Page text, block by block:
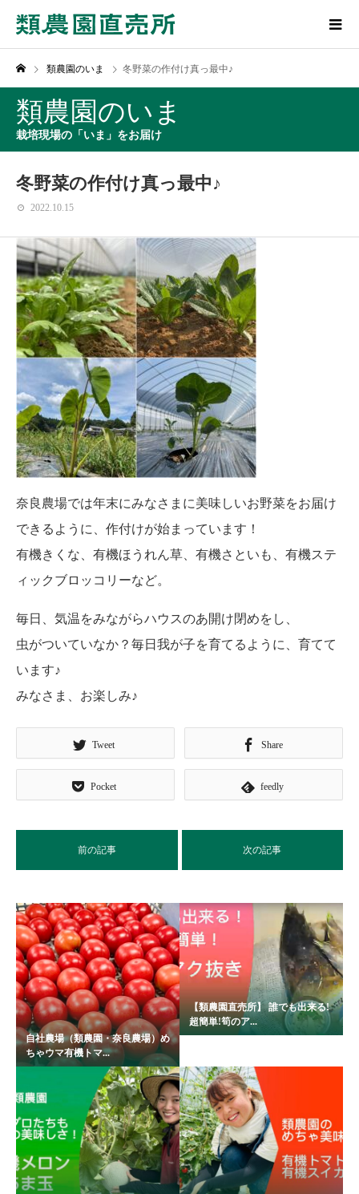
類農園のいま 冬野菜の作付け真っ最中♪
類農園のいま
栽培現場の「いま」をお届け
冬野菜の作付け真っ最中♪
2022.10.15
奈良農場では年末にみなさまに美味しいお野菜をお届け
できるように、作付けが始まっています！
有機きくな、有機ほうれん草、有機さといも、有機ステ
ィックブロッコリーなど。
毎日、気温をみながらハウスのあ開け閉めをし、
虫がついていなか？毎日我が子を育てるように、育てて
います♪
みなさま、お楽しみ♪
Tweet Share
Pocket feedly
前の記事 次の記事
自社農場（類農園・奈良農場）め
ちゃウマ有機トマ...
【類農園直売所】 誰でも出来る!
超簡単!筍のア...